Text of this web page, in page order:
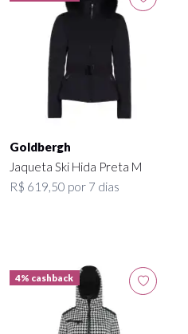
Goldbergh
Jaqueta Ski Hida Preta M
R$ 619,50 por 7 dias
4% cashback